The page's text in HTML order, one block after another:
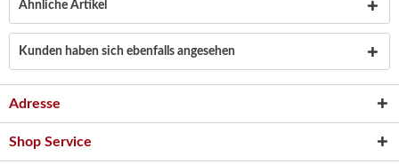
Ähnliche Artikel
Kunden haben sich ebenfalls angesehen
Adresse
Shop Service